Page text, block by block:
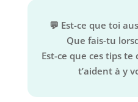
💬 Est-ce que toi
Que fais-tu
Est-ce que ces tips
t’aident à y